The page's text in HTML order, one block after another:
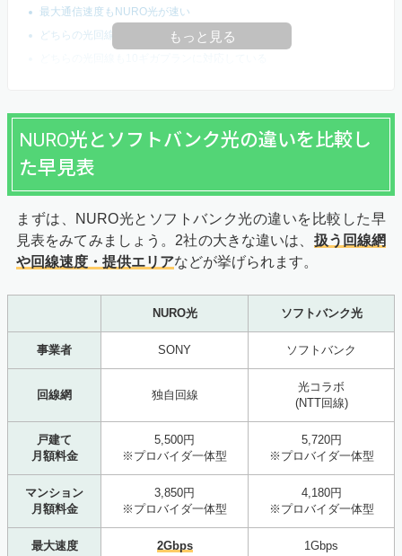
最大通信速度もNURO光が速い
どちらの光回線もIPv6に対応している
もっと見る
NURO光とソフトバンク光の違いを比較し
た早見表
まずは、NURO光とソフトバンク光の違いを比較した早
見表をみてみましょう。2社の大きな違いは、 扱う回線網
や回線速度・提供エリアなどが挙げられます。
NURO光 ソフトバンク光
事業者 SONY ソフトバンク
回線網 独自回線
光コラボ
(NTT回線)
戸建て
月額料金
5,500円
※プロバイダ一体型
5,720円
※プロバイダ一体型
マンション
月額料金
3,850円
※プロバイダ一体型
4,180円
※プロバイダ一体型
最大速度 2Gbps 1Gbps